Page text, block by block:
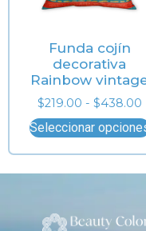
Funda cojín
decorativa
Rainbow
$219.00 - $438.00
Seleccionar